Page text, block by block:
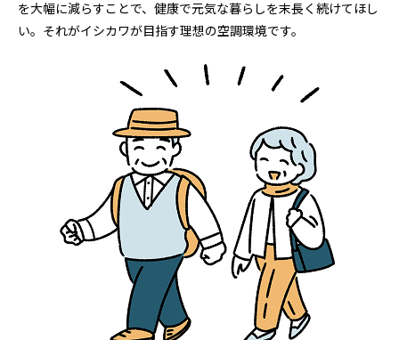
を大幅に減らすことで、健康で元気な暮らしを末長く続けてほし
い。それがイシカワが目指す理想の空調環境です。